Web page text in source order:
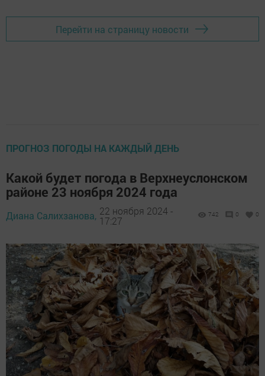
Перейти на страницу новости
ПРОГНОЗ ПОГОДЫ НА КАЖДЫЙ ДЕНЬ
Какой будет погода в Верхнеуслонском
районе 23 ноября 2024 года
Диана Салихзанова, 22 ноября 2024 -
17:27
742 0 0